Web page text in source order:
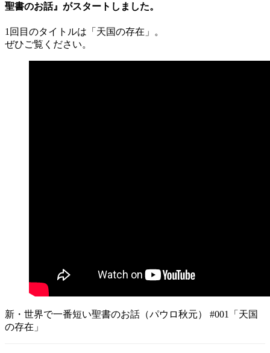
聖書のお話』がスタートしました。
1回目のタイトルは「天国の存在」。
ぜひご覧ください。
新・世界で一番短い聖書のお話（パウロ秋元） #001「天国
の存在」